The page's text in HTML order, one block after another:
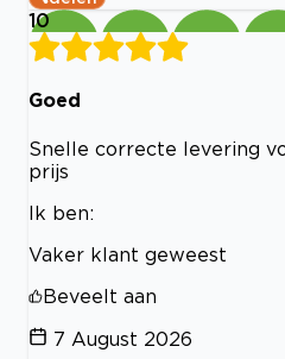
10
Goed
Snelle correcte levering
prijs
Ik ben:
Vaker klant geweest
Beveelt aan
7 August 2026